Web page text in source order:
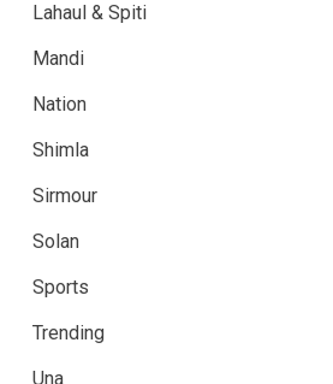
Lahaul & Spiti
Mandi
Nation
Shimla
Sirmour
Solan
Sports
Trending
Una